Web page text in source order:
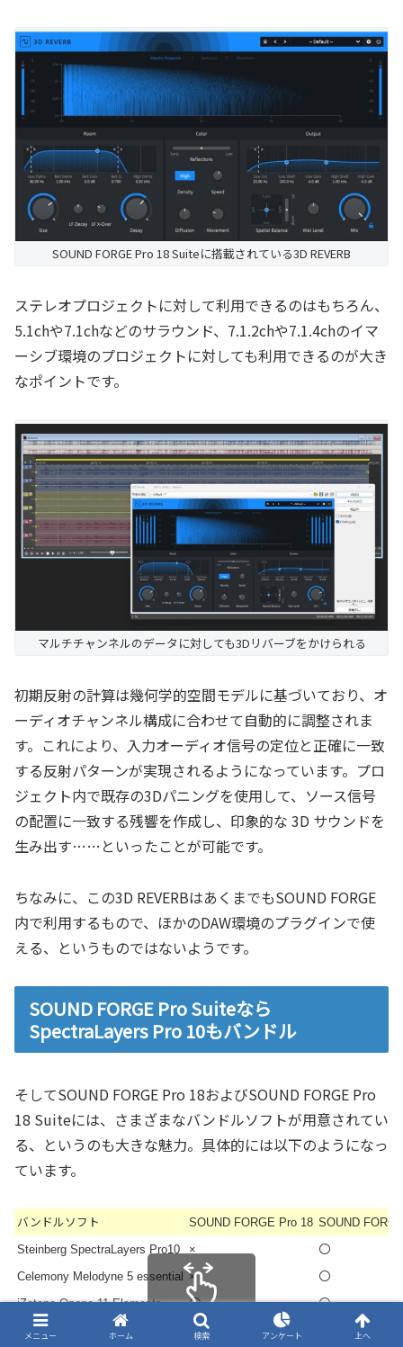
SOUND FORGE Pro 18 Suiteに搭載されている3D REVERB
ステレオプロジェクトに対して利用できるのはもちろん、
5.1chや7.1chなどのサラウンド、7.1.2chや7.1.4chのイマ
ーシブ環境のプロジェクトに対しても利用できるのが大き
なポイントです。
マルチチャンネルのデータに対しても3Dリバーブをかけられる
初期反射の計算は幾何学的空間モデルに基づいており、オ
ーディオチャンネル構成に合わせて自動的に調整されま
す。これにより、入力オーディオ信号の定位と正確に一致
する反射パターンが実現されるようになっています。プロ
ジェクト内で既存の3Dパニングを使用して、ソース信号
の配置に一致する残響を作成し、印象的な 3D サウンドを
生み出す……といったことが可能です。
ちなみに、この3D REVERBはあくまでもSOUND FORGE
内で利用するもので、ほかのDAW環境のプラグインで使
える、というものではないようです。
SOUND FORGE Pro Suiteなら
SpectraLayers Pro 10もバンドル
そしてSOUND FORGE Pro 18およびSOUND FORGE Pro
18 Suiteには、さまざまなバンドルソフトが用意されてい
る、というのも大きな魅力。具体的には以下のようになっ
ています。
バンドルソフト SOUND FORGE Pro 18 SOUND
Steinberg SpectraLayers Pro10
× 〇
Celemony Melodyne 5 essential × 〇
iZotope Ozone 11 Elements 〇 〇
iZotope RX 10 Elements 〇
スクロールできます
メニュー ホーム 検索 アンケート 上へ